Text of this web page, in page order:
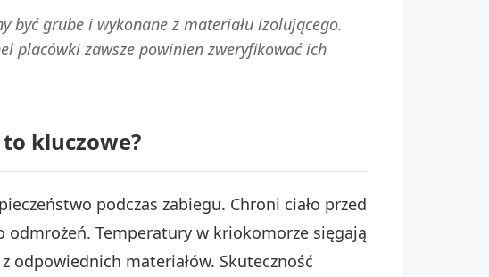
być grube i wykonane z materiału izolującego.
placówki zawsze powinien zweryfikować ich
kluczowe?
podczas zabiegu. Chroni ciało przed
Temperatury w kriokomorze sięgają
odpowiednich materiałów. Skuteczność